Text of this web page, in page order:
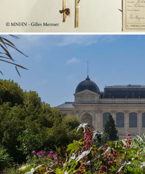
ヴィラ・メディチ - 在ロ
ス・アカデミー
フォンダシオン ディプティックはヴィラ
になり、アートと自然が対話する景観遺
「Réenchanter la Villa Médicis（ヴィラ・
にする）」プログラムの一環として、本
兼陶芸家ナツコ・ウチノと詩人Laura
ズ）が再検討し、20本の珍しいレモンの